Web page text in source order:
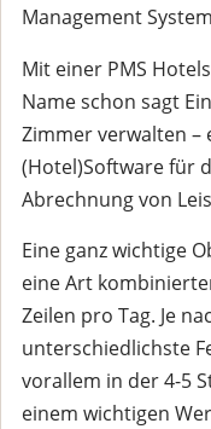
Management
Mit einer PMS
Name schon sagt
Zimmer verwalten –
(Hotel)Software für
Abrechnung von
Eine ganz wichtige
eine Art
Zeilen pro Tag. Je
unterschiedlichste
vorallem in der 4-5
einem wichtigen